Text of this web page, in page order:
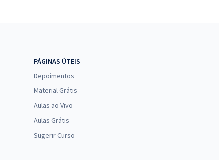
PÁGINAS ÚTEIS
Depoimentos
Material Grátis
Aulas ao Vivo
Aulas Grátis
Sugerir Curso